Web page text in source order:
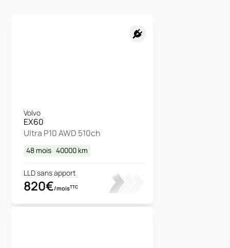
Volvo
EX60
Ultra P10 AWD 510ch
48 mois 40000 km
LLD sans apport
820€/moisTTC